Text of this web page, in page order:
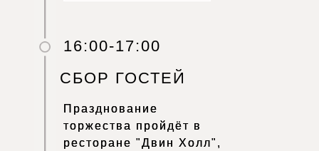
СБОР ГОСТЕЙ
16:00-17:00
Празднование
торжества пройдёт в
ресторане "Двин Холл",
Празднование
торжества пройдёт в
ресторане "Двин Холл",